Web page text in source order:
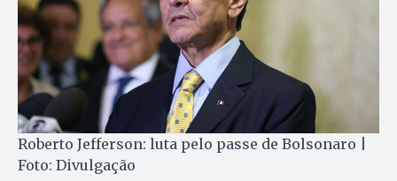
Roberto Jefferson: luta pelo passe de Bolsonaro |
Foto: Divulgação